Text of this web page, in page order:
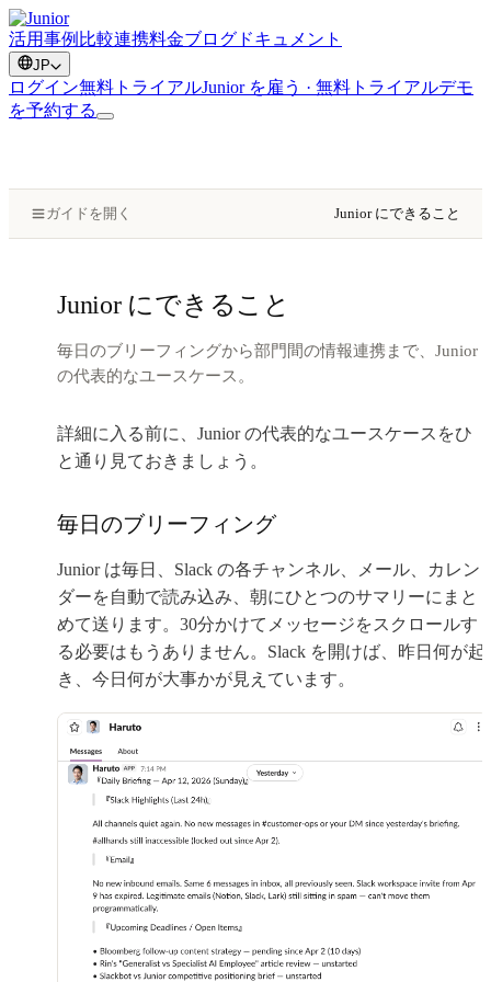
活用事例 比較連携料金ブログ ドキュメント
JP
ログイン無料トライアルJunior を雇う · 無料トライアルデモ
を予約する
ガイドを開く Junior にできること
Junior にできること
毎日のブリーフィングから部門間の情報連携まで、Junior
の代表的なユースケース。
詳細に入る前に、Junior の代表的なユースケースをひ
と通り見ておきましょう。
毎日のブリーフィング
Junior は毎日、Slack の各チャンネル、メール、カレン
ダーを自動で読み込み、朝にひとつのサマリーにまと
めて送ります。30分かけてメッセージをスクロールす
る必要はもうありません。Slack を開けば、昨日何が起
き、今日何が大事かが見えています。